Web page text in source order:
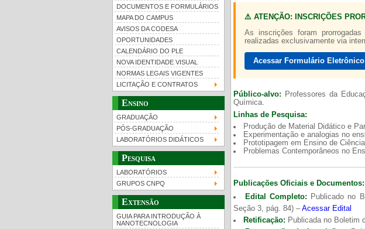
DOCUMENTOS E FORMULÁRIOS
MAPA DO CAMPUS
AVISOS DA CODESA
OPORTUNIDADES
CALENDÁRIO DO PLE
NOVA IDENTIDADE VISUAL
NORMAS LEGAIS VIGENTES
LICITAÇÃO E CONTRATOS
Ensino
GRADUAÇÃO
PÓS-GRADUAÇÃO
LABORATÓRIOS DIDÁTICOS
Pesquisa
LABORATÓRIOS
GRUPOS CNPQ
Extensão
GUIA PARA INTRODUÇÃO À
NANOTECNOLOGIA
⚠️ ATENÇÃO: INSCRIÇÕES
As inscrições foram
realizadas exclusivamente via
Acessar Formulário
Público-alvo: Professores da
Química.
Linhas de Pesquisa:
Produção de Material Didático e
Experimentação e analogias no
Prototipagem em Ensino de
Problemas Contemporâneos no
Publicações Oficiais e Documentos:
Edital Completo: Publicado no
Seção 3, pág. 84) –Acessar Edital
Retificação: Publicada no Boletim
UFRJ 100 anos